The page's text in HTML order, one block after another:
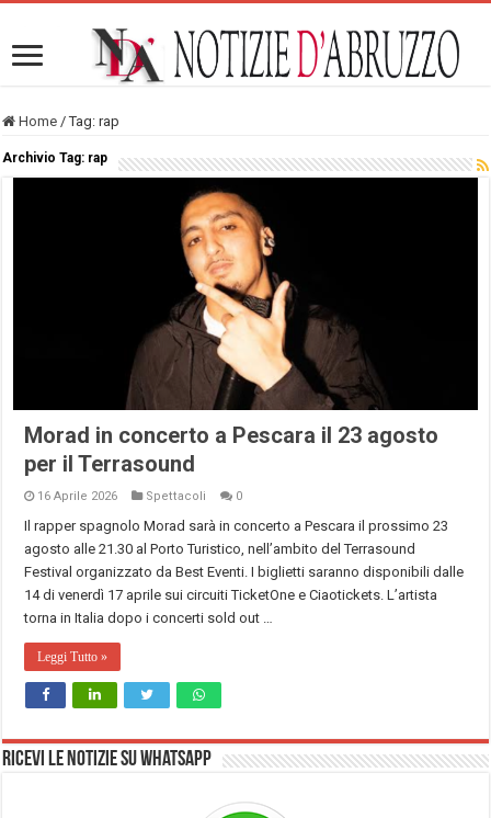
Home / Tag:rap
Archivio Tag: rap
Morad in concerto a Pescara il 23 agosto
per il Terrasound
16 Aprile 2026 Spettacoli 0
Il rapper spagnolo Morad sarà in concerto a Pescara il prossimo 23
agosto alle 21.30 al Porto Turistico, nell’ambito del Terrasound
Festival organizzato da Best Eventi. I biglietti saranno disponibili dalle
14 di venerdì 17 aprile sui circuiti TicketOne e Ciaotickets. L’artista
torna in Italia dopo i concerti sold out …
Leggi Tutto »
Ricevi le notizie su Whatsapp